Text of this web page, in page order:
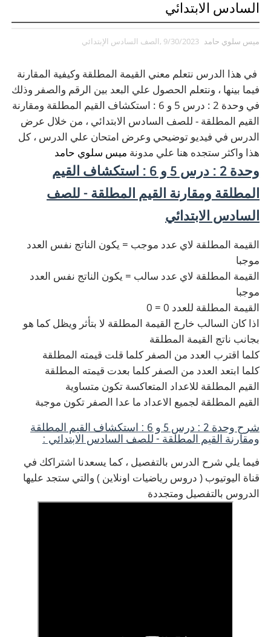
السادس الابتدائي
ميس سلوي حامد 9/30/2023 ,الصف السادس الإبتدائي
في هذا الدرس نتعلم معني القيمة المطلقة وكيفية المقارنة
فيما بينها ، ونتعلم الحصول علي البعد بين الرقم والصفر وذلك
في وحدة 2 : درس 5 و 6 : استكشاف القيم المطلقة ومقارنة
القيم المطلقة - للصف السادس الابتدائي ، من خلال عرض
الدرس في فيديو توضيحي وعرض امتحان علي الدرس ، كل
هذا واكثر ستجده هنا علي مدونة ميس سلوي حامد
وحدة 2 : درس 5 و 6 : استكشاف القيم
المطلقة ومقارنة القيم المطلقة - للصف
السادس الابتدائي
القيمة المطلقة لاي عدد موجب = يكون الناتج نفس العدد
موجبا
القيمة المطلقة لاي عدد سالب = يكون الناتج نفس العدد
موجبا
القيمة المطلقة للعدد 0 = 0
اذا كان السالب خارج القيمة المطلقة لا بتأثر ويظل كما هو
بجانب ناتج القيمة المطلقة
كلما اقترب العدد من الصفر كلما قلت قيمته المطلقة
كلما ابتعد العدد من الصفر كلما بعدت قيمته المطلقة
القيم المطلقة للاعداد المتعاكسة تكون متساوية
القيم المطلقة لجميع الاعداد ما عدا الصفر تكون موجبة
شرح وحدة 2 : درس 5 و 6 : استكشاف القيم المطلقة
ومقارنة القيم المطلقة - للصف السادس الابتدائي :
فيما يلي شرح الدرس بالتفصيل ، كما يسعدنا اشتراكك في
قناة اليوتيوب ( دروس رياضيات اونلاين ) والتي ستجد عليها
الدروس بالتفصيل ومتجددة